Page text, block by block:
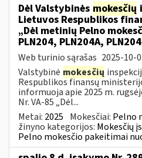
Dėl Valstybinės mokesčių
Lietuvos Respublikos
„Dėl metinių Pelno
PLN204, PLN204A,
Web turinio sąrašas 2025-10-
Valstybinė mokesčių
Respublikos finansų
informuoja apie 2025 m.
Nr. VA-85 „Dėl...
Metai: 2025 Mokesčiai: Pelno
žinyno kategorijos: Mokesčių
Pelno mokesčio pakeitimai